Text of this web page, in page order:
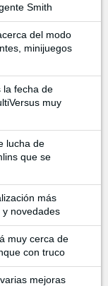
Smith
del modo
minijuegos
la fecha de
muy
lucha de
que se
más
novedades
muy cerca de
con truco
mejoras